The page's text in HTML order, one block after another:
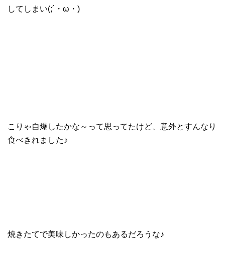
してしまい(;´・ω・)
こりゃ自爆したかな～って思ってたけど、意外とすんなり
食べきれました♪
焼きたてで美味しかったのもあるだろうな♪